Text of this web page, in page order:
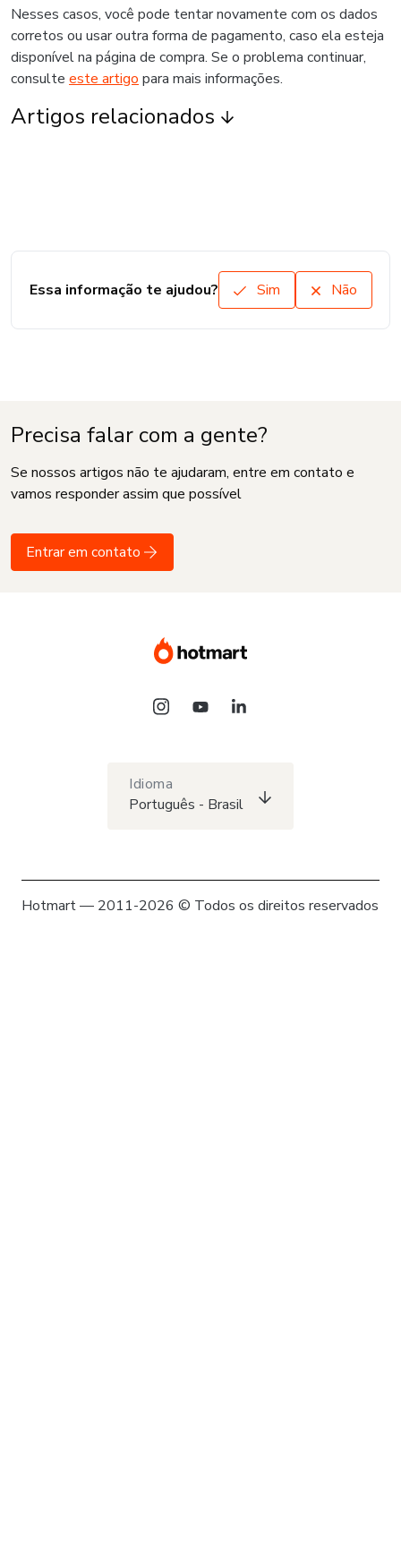
Nesses casos, você pode tentar novamente com os dados
corretos ou usar outra forma de pagamento, caso ela esteja
disponível na página de compra. Se o problema continuar,
consulte este artigo para mais informações.
Artigos relacionados
Essa informação te ajudou? Sim Não
Precisa falar com a gente?
Se nossos artigos não te ajudaram, entre em contato e
vamos responder assim que possível
Entrar em contato
Idioma
Português - Brasil
Hotmart — 2011-2026 © Todos os direitos reservados